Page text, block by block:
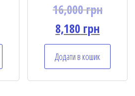
Rated
5.00
out of 5
16,000грн
8,180 грн
Додати в кошик